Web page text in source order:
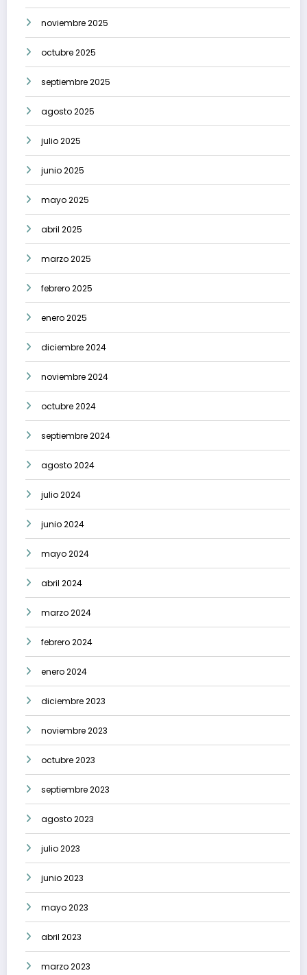
noviembre 2025
octubre 2025
septiembre 2025
agosto 2025
julio 2025
junio 2025
mayo 2025
abril 2025
marzo 2025
febrero 2025
enero 2025
diciembre 2024
noviembre 2024
octubre 2024
septiembre 2024
agosto 2024
julio 2024
junio 2024
mayo 2024
abril 2024
marzo 2024
febrero 2024
enero 2024
diciembre 2023
noviembre 2023
octubre 2023
septiembre 2023
agosto 2023
julio 2023
junio 2023
mayo 2023
abril 2023
marzo 2023